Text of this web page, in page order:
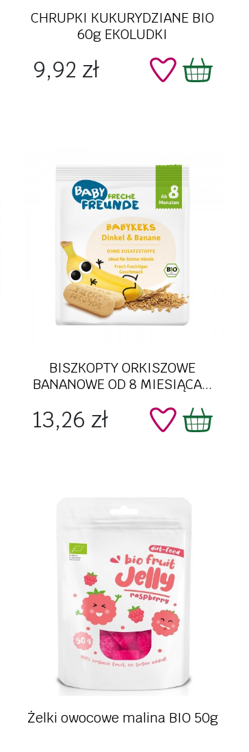
CHRUPKI KUKURYDZIANE BIO
60g EKOLUDKI
Cena
9,92 zł
BISZKOPTY ORKISZOWE
BANANOWE OD 8 MIESIĄCA...
Cena
13,26 zł
Szybki podgląd
Żelki owocowe malina BIO 50g